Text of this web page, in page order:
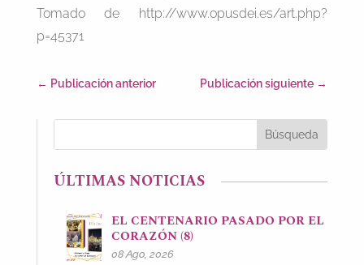
Tomado de http://www.opusdei.es/art.php?
p=45371
← Publicación anterior Publicación siguiente →
ÚLTIMAS NOTICIAS
EL CENTENARIO PASADO POR EL
CORAZÓN (8)
08 Ago, 2026